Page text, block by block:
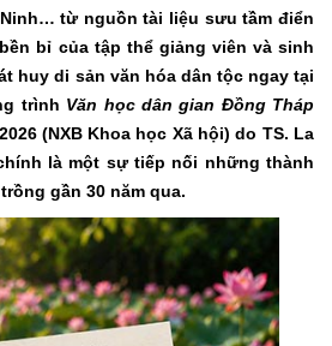
từ nguồn tài liệu sưu tầm điển
bỉ của tập thể giảng viên và sinh
huy di sản văn hóa dân tộc ngay tại
trình Văn học dân gian Đồng Tháp
(NXB Khoa học Xã hội) do TS. La
là một sự tiếp nối những thành
gần 30 năm qua.